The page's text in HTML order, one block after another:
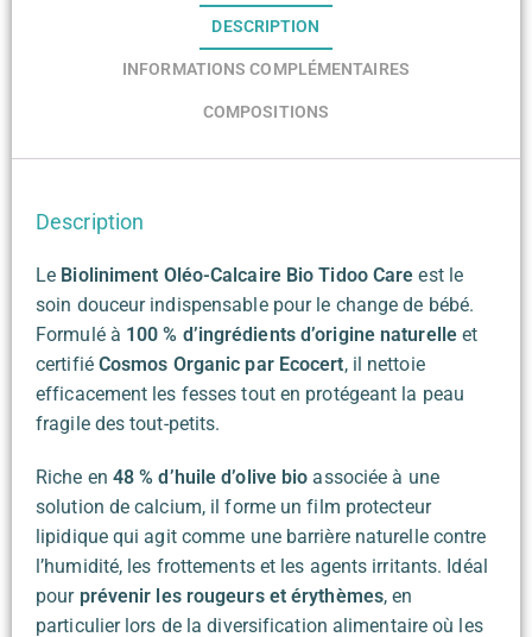
DESCRIPTION
INFORMATIONS COMPLÉMENTAIRES
COMPOSITIONS
Description
Le Bioliniment Oléo-Calcaire Bio Tidoo Care est le
soin douceur indispensable pour le change de bébé.
Formulé à 100 % d’ingrédients d’origine naturelleet
certifié Cosmos Organic par Ecocert, il nettoie
efficacement les fesses tout en protégeant la peau
fragile des tout-petits.
Riche en 48 % d’huile d’olive bio associée à une
solution de calcium, il forme un film protecteur
lipidique qui agit comme une barrière naturelle contre
l’humidité, les frottements et les agents irritants. Idéal
pour prévenir les rougeurs et érythèmes, en
particulier lors de la diversification alimentaire où les